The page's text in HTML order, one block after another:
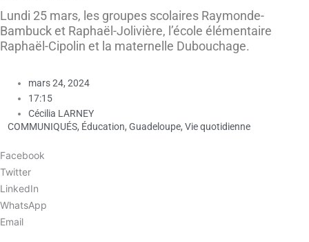
Lundi 25 mars, les groupes scolaires Raymonde-
Bambuck et Raphaël-Jolivière, l’école élémentaire
Raphaël-Cipolin et la maternelle Dubouchage.
mars 24, 2024
17:15
Cécilia LARNEY
COMMUNIQUÉS, Éducation, Guadeloupe, Vie quotidienne
Facebook
Twitter
LinkedIn
WhatsApp
Email